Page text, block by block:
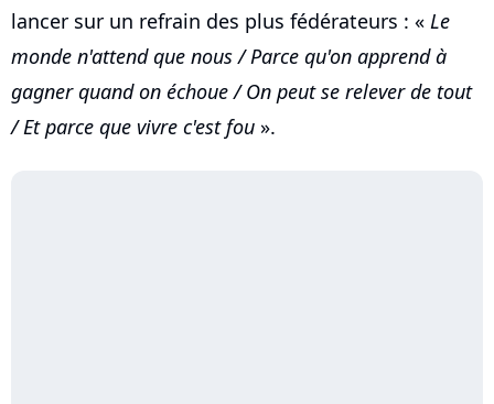
lancer sur un refrain des plus fédérateurs : « Le
monde n'attend que nous / Parce qu'on apprend à
gagner quand on échoue / On peut se relever de tout
/ Et parce que vivre c'est fou ».